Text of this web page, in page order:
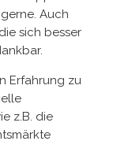
Auch
sich besser
Erfahrung zu
z.B. die